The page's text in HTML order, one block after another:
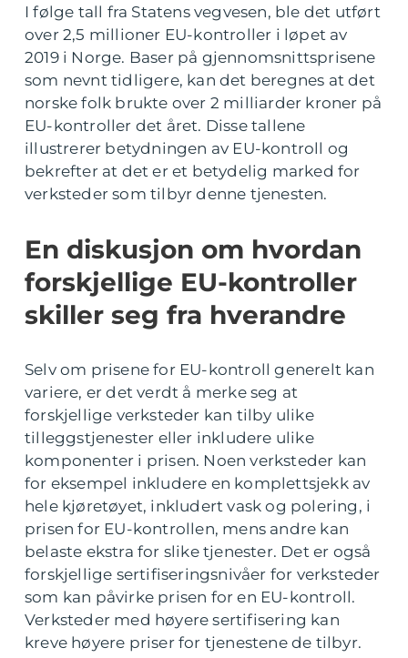
I følge tall fra Statens vegvesen, ble det utført
over 2,5 millioner EU-kontroller i løpet av
2019 i Norge. Baser på gjennomsnittsprisene
som nevnt tidligere, kan det beregnes at det
norske folk brukte over 2 milliarder kroner på
EU-kontroller det året. Disse tallene
illustrerer betydningen av EU-kontroll og
bekrefter at det er et betydelig marked for
verksteder som tilbyr denne tjenesten.
En diskusjon om hvordan
forskjellige EU-kontroller
skiller seg fra hverandre
Selv om prisene for EU-kontroll generelt kan
variere, er det verdt å merke seg at
forskjellige verksteder kan tilby ulike
tilleggstjenester eller inkludere ulike
komponenter i prisen. Noen verksteder kan
for eksempel inkludere en komplettsjekk av
hele kjøretøyet, inkludert vask og polering, i
prisen for EU-kontrollen, mens andre kan
belaste ekstra for slike tjenester. Det er også
forskjellige sertifiseringsnivåer for verksteder
som kan påvirke prisen for en EU-kontroll.
Verksteder med høyere sertifisering kan
kreve høyere priser for tjenestene de tilbyr.